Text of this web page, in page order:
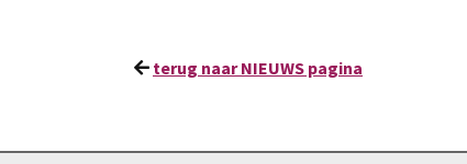
terug naar NIEUWS pagina